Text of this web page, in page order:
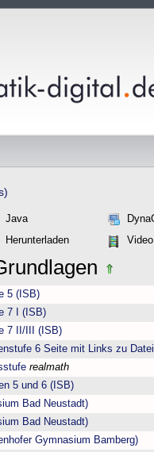
Java
Herunterladen Video
5 (ISB)
7 I (ISB)
7 II/III (ISB)
6 Seite mit Links zu
realmath
5 und 6 (ISB)
Bad Neustadt)
Bad Neustadt)
Gymnasium Bamberg)